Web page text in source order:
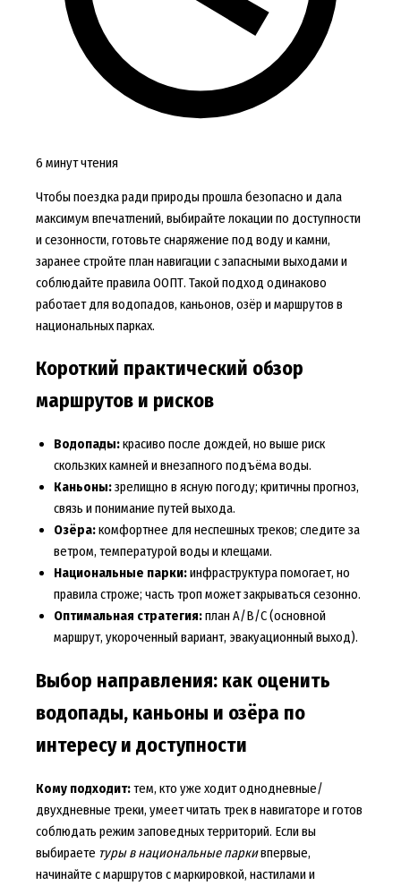
6 минут чтения
Чтобы поездка ради природы прошла безопасно и дала
максимум впечатлений, выбирайте локации по доступности
и сезонности, готовьте снаряжение под воду и камни,
заранее стройте план навигации с запасными выходами и
соблюдайте правила ООПТ. Такой подход одинаково
работает для водопадов, каньонов, озёр и маршрутов в
национальных парках.
Короткий практический обзор
маршрутов и рисков
Водопады:красиво после дождей, но выше риск
скользких камней и внезапного подъёма воды.
Каньоны:зрелищно в ясную погоду; критичны прогноз,
связь и понимание путей выхода.
Озёра:комфортнее для неспешных треков; следите за
ветром, температурой воды и клещами.
Национальные парки:инфраструктура помогает, но
правила строже; часть троп может закрываться сезонно.
Оптимальная стратегия:план А/В/С (основной
маршрут, укороченный вариант, эвакуационный выход).
Выбор направления: как оценить
водопады, каньоны и озёра по
интересу и доступности
Кому подходит:тем, кто уже ходит однодневные/
двухдневные треки, умеет читать трек в навигаторе и готов
соблюдать режим заповедных территорий. Если вы
выбираете туры в национальные паркивпервые,
начинайте с маршрутов с маркировкой, настилами и